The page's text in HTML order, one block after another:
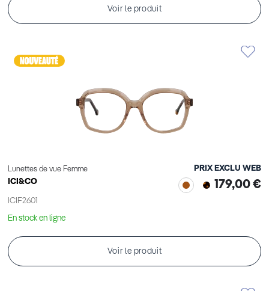
Voir le produit
Lunettes de vue Femme
ICI&CO
ICIF2601
PRIX EXCLU WEB
179,00 €
En stock en ligne
Voir le produit